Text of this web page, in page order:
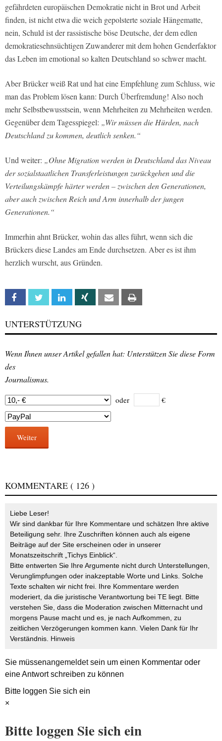
gefährdeten europäischen Demokratie nicht in Brot und Arbeit
finden, ist nicht etwa die weich gepolsterte soziale Hängematte,
nein, Schuld ist der rassistische böse Deutsche, der dem edlen
demokratiesehnsüchtigen Zuwanderer mit dem hohen Genderfaktor
das Leben im emotional so kalten Deutschland so schwer macht.
Aber Brücker weiß Rat und hat eine Empfehlung zum Schluss, wie
man das Problem lösen kann: Durch Überfremdung! Also noch
mehr Selbstbewusstsein, wenn Mehrheiten zu Mehrheiten werden.
Gegenüber dem Tagesspiegel: „Wir müssen die Hürden, nach
Deutschland zu kommen, deutlich senken.“
Und weiter: „Ohne Migration werden in Deutschland das Niveau
der sozialstaatlichen Transferleistungen zurückgehen und die
Verteilungskämpfe härter werden – zwischen den Generationen,
aber auch zwischen Reich und Arm innerhalb der jungen
Generationen.“
Immerhin ahnt Brücker, wohin das alles führt, wenn sich die
Brückers diese Landes am Ende durchsetzen. Aber es ist ihm
herzlich wurscht, aus Gründen.
Facebook Twitter Linkedin Xing Email
UNTERSTÜTZUNG
Wenn Ihnen unser Artikel gefallen hat: Unterstützen Sie diese Form
des
Journalismus.
oder €
Weiter
KOMMENTARE ( 126 )
Liebe Leser!
Wir sind dankbar für Ihre Kommentare und schätzen Ihre aktive
Beteiligung sehr. Ihre Zuschriften können auch als eigene
Beiträge auf der Site erscheinen oder in unserer
Monatszeitschrift „Tichys Einblick“.
Bitte entwerten Sie Ihre Argumente nicht durch Unterstellungen,
Verunglimpfungen oder inakzeptable Worte und Links. Solche
Texte schalten wir nicht frei. Ihre Kommentare werden
moderiert, da die juristische Verantwortung bei TE liegt. Bitte
verstehen Sie, dass die Moderation zwischen Mitternacht und
morgens Pause macht und es, je nach Aufkommen, zu
zeitlichen Verzögerungen kommen kann. Vielen Dank für Ihr
Verständnis. Hinweis
Sie müssenangemeldetsein um einen Kommentar oder
eine Antwort schreiben zu können
Bitte loggen Sie sich ein
×
Bitte loggen Sie sich ein